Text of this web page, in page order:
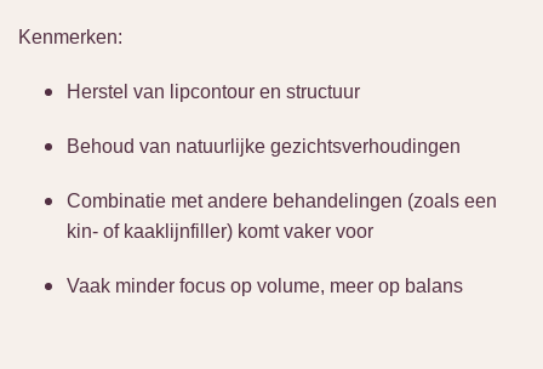
Kenmerken:
Herstel van lipcontour en structuur
Behoud van natuurlijke gezichtsverhoudingen
Combinatie met andere behandelingen (zoals een
kin- of kaaklijnfiller) komt vaker voor
Vaak minder focus op volume, meer op balans